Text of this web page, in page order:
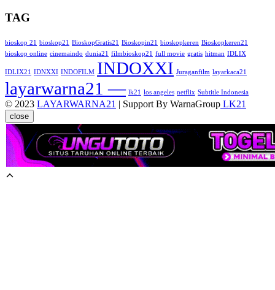
TAG
bioskop 21 bioskop21 BioskopGratis21 Bioskopin21 bioskopkeren Bioskopkeren21
bioskop online cinemaindo dunia21 filmbioskop21 full movie gratis hitman IDLIX
IDLIX21 IDNXXI INDOFILM INDOXXI Juraganfilm layarkaca21
layarwarna21 — lk21 los angeles netflix Subtitle Indonesia
© 2023 LAYARWARNA21 | Support By WarnaGroup LK21
close